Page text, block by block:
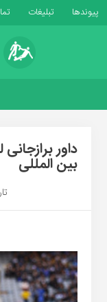
پیوندها تبلیغات
داور
بین المللی